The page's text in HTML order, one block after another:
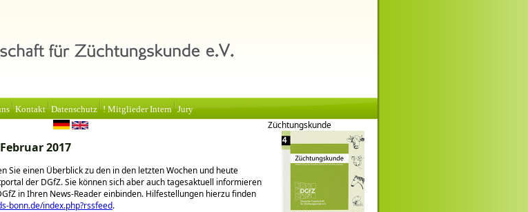
Kontakt Datenschutz ! Mitglieder Intern Jury
2017
Sie einen Überblick zu den in den letzten Wochen und heute
der DGfZ. Sie können sich aber auch tagesaktuell informieren
in Ihren News-Reader einbinden. Hilfestellungen hierzu finden
bonn.de/index.php?rssfeed.
Züchtungskunde